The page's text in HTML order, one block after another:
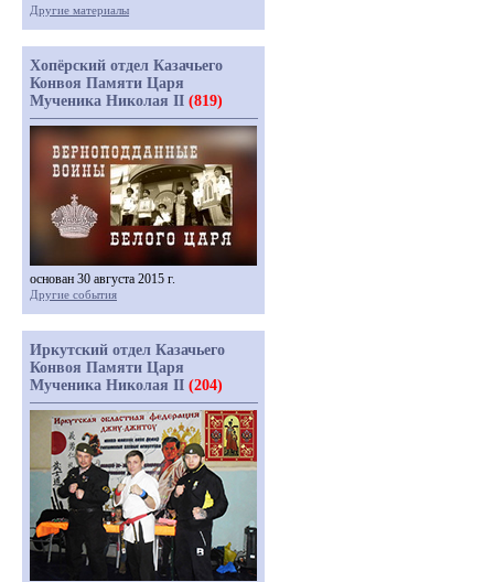
Другие материалы
Хопёрский отдел Казачьего
Конвоя Памяти Царя
Мученика Николая II (819)
основан 30 августа 2015 г.
Другие события
Иркутский отдел Казачьего
Конвоя Памяти Царя
Мученика Николая II (204)